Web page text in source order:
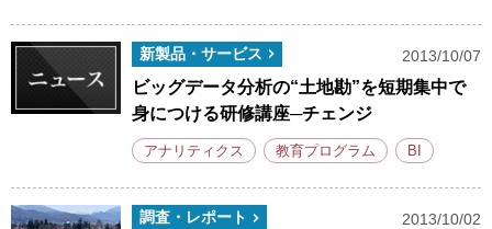
新製品・サービス 2013/10/07
ビッグデータ分析の“土地勘”を短期集中で
身につける研修講座─チェンジ
アナリティクス 教育プログラム BI
調査・レポート 2013/10/02